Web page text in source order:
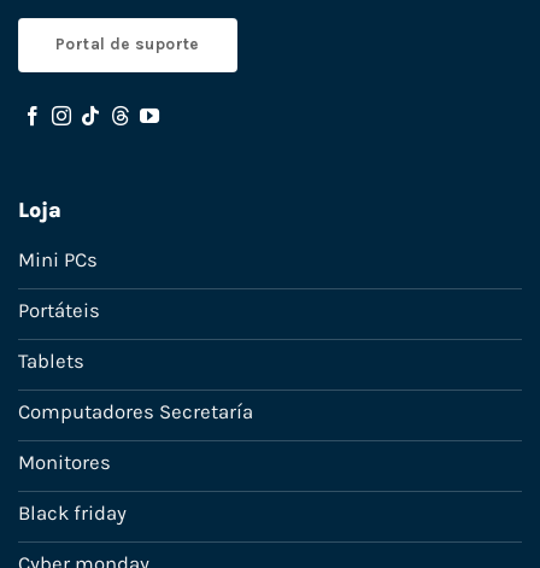
Portal de suporte
Loja
Mini PCs
Portáteis
Tablets
Computadores Secretaría
Monitores
Black friday
Cyber monday